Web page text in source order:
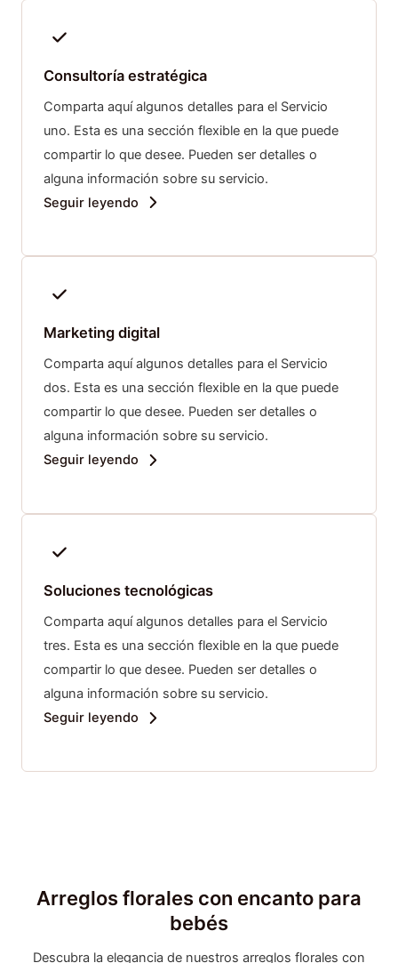
Consultoría estratégica
Comparta aquí algunos detalles para el Servicio
uno. Esta es una sección flexible en la que puede
compartir lo que desee. Pueden ser detalles o
alguna información sobre su servicio.
Seguir leyendo
Marketing digital
Comparta aquí algunos detalles para el Servicio
dos. Esta es una sección flexible en la que puede
compartir lo que desee. Pueden ser detalles o
alguna información sobre su servicio.
Seguir leyendo
Soluciones tecnológicas
Comparta aquí algunos detalles para el Servicio
tres. Esta es una sección flexible en la que puede
compartir lo que desee. Pueden ser detalles o
alguna información sobre su servicio.
Seguir leyendo
Arreglos florales con encanto para
bebés
Descubra la elegancia de nuestros arreglos florales con